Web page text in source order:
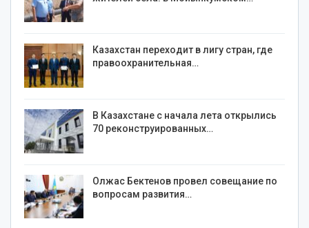
Казахстан переходит в лигу стран, где
правоохранительная…
В Казахстане с начала лета открылись
70 реконструированных…
Олжас Бектенов провел совещание по
вопросам развития…